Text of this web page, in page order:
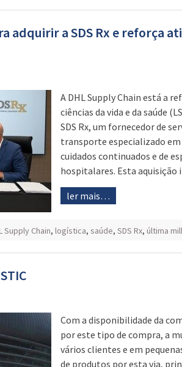
adquirir a SDS Rx e reforça
A DHL Supply Chain está a
ciências da vida e da saúde
SDS Rx, um fornecedor de
transporte especializado em
cuidados continuados e de
hospitalares. Esta aquisição
ler mais…
Supply Chain, logística, saúde, SDS Rx, última
Com a disponibilidade da
por este tipo de compra, a
vários clientes e em
de produtos por esta via,